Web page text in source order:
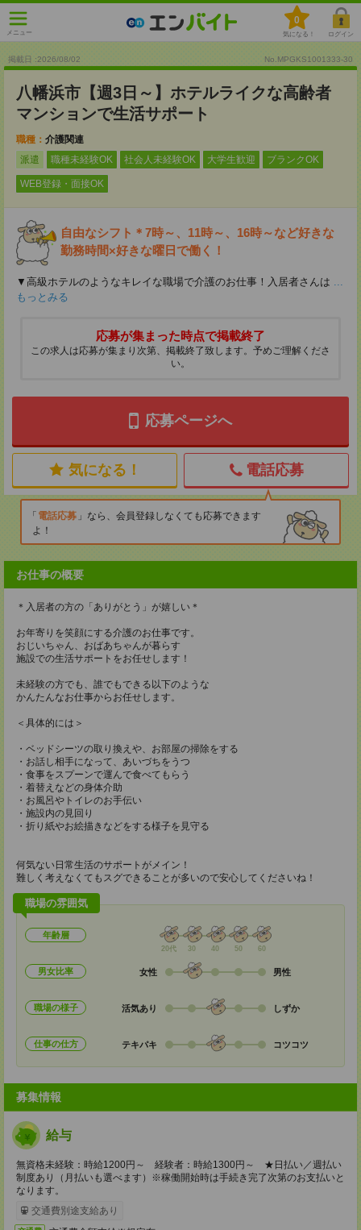
メニュー
0
気になる！ ログイン
掲載日 :2026/08/02 No.MPGKS1001333-30
八幡浜市【週3日～】ホテルライクな高齢者
マンションで生活サポート
職種： 介護関連
派遣
職種未経験OK 社会人未経験OK 大学生歓迎 ブランクOK
WEB登録・面接OK
自由なシフト＊7時～、11時～、16時～など好きな
勤務時間×好きな曜日で働く！
▼高級ホテルのようなキレイな職場で介護のお仕事！入居者さんは ...
もっとみる
応募が集まった時点で掲載終了
この求人は応募が集まり次第、掲載終了致します。予めご理解くださ
い。
応募ページへ
気になる！ 電話応募
電話応募
なら、会員登録しなくても応募できます
よ！
お仕事の概要
＊入居者の方の「ありがとう」が嬉しい＊
お年寄りを笑顔にする介護のお仕事です。
おじいちゃん、おばあちゃんが暮らす
施設での生活サポートをお任せします！
未経験の方でも、誰でもできる以下のような
かんたんなお仕事からお任せします。
＜具体的には＞
・ベッドシーツの取り換えや、お部屋の掃除をする
・お話し相手になって、あいづちをうつ
・食事をスプーンで運んで食べてもらう
・着替えなどの身体介助
・お風呂やトイレのお手伝い
・施設内の見回り
・折り紙やお絵描きなどをする様子を見守る
何気ない日常生活のサポートがメイン！
難しく考えなくてもスグできることが多いので安心してくださいね！
職場の雰囲気
年齢層
20代 30 40 50 60
男女比率 女性 男性
職場の様子 活気あり しずか
仕事の仕方 テキパキ コツコツ
募集情報
給与
無資格未経験：時給1200円～ 経験者：時給1300円～ ★日払い／週払い
制度あり（月払いも選べます）※稼働開始時は手続き完了次第のお支払いと
なります。
交通費別途支給あり